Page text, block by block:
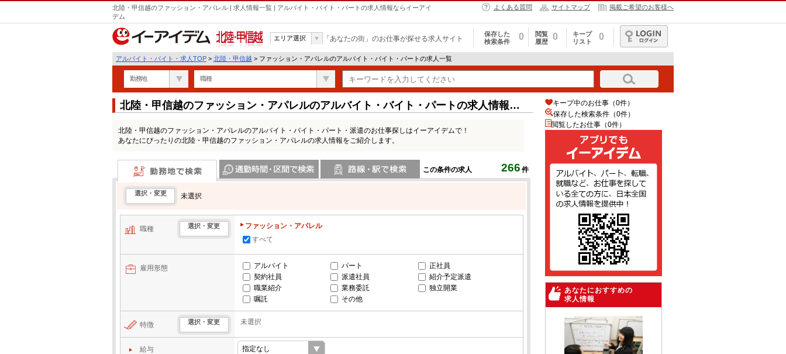
北陸・甲信越のファッション・アパレル | 求人情報一覧 | アルバイト・バイト・パートの求人情報ならイーアイ
デム
よくある質問 サイトマップ 掲載ご希望のお客様へ
北陸・甲信越
エリア選択 「あなたの街」のお仕事が探せる求人サイト
保存した
検索条件
0
閲覧
履歴
0
キープ
リスト
0
ログイン
アルバイト・バイト・求人TOP > 北陸・甲信越 > ファッション・アパレルのアルバイト・バイト・パートの求人一覧
勤務地 職種
北陸・甲信越のファッション・アパレルのアルバイト・バイト・パートの求人情報一
北陸・甲信越のファッション・アパレルのアルバイト・バイト・パート・派遣のお仕事探しはイーアイデムで！
あなたにぴったりの北陸・甲信越のファッション・アパレルの求人情報をご紹介します。
この条件の求人 266 件
勤務地で検索
選択・変更 未選択
職種 選択・変更
ファッション・アパレル
すべて
雇用形態 アルバイト パート
正社員
契約社員
派遣社員
紹介予定派遣
職業紹介
業務委託
独立開業
嘱託
その他
特徴 選択・変更 未選択
給与
キープ中のお仕事（0件）
保存した検索条件（0件）
閲覧したお仕事（0件）
あなたにおすすめの
求人情報